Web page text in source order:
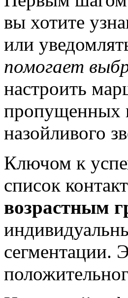
вы хотите
или
помогает
настроить
пропущенных
назойливого
Ключом к
список
возрастным
сегментации.